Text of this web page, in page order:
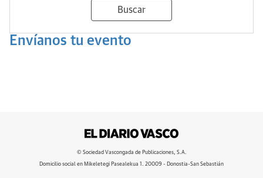
Buscar
Envíanos tu evento
© Sociedad Vascongada de Publicaciones, S.A.
Domicilio social en Mikeletegi Pasealekua 1. 20009 - Donostia-San Sebastián